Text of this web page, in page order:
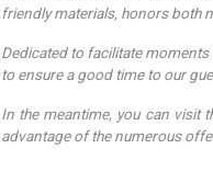
friendly materials, honors both
Dedicated to facilitate
to ensure a good time to our
In the meantime, you can visit
advantage of the numerous